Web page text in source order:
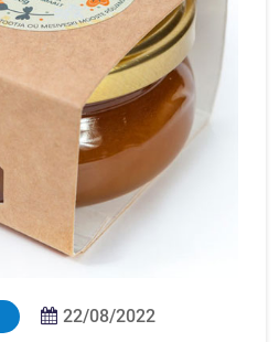
22/08/2022